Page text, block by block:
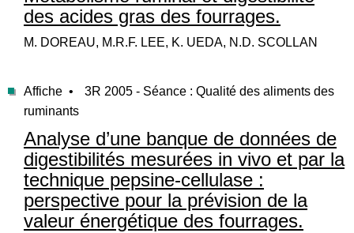
des acides gras des fourrages.
M. DOREAU, M.R.F. LEE, K. UEDA, N.D. SCOLLAN
Affiche •
3R 2005 - Séance : Qualité des aliments des
ruminants
Analyse d’une banque de données de
digestibilités mesurées in vivo et par la
technique pepsine-cellulase :
perspective pour la prévision de la
valeur énergétique des fourrages.